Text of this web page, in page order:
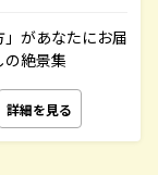
があなたにお届
の絶景集
詳細を見る